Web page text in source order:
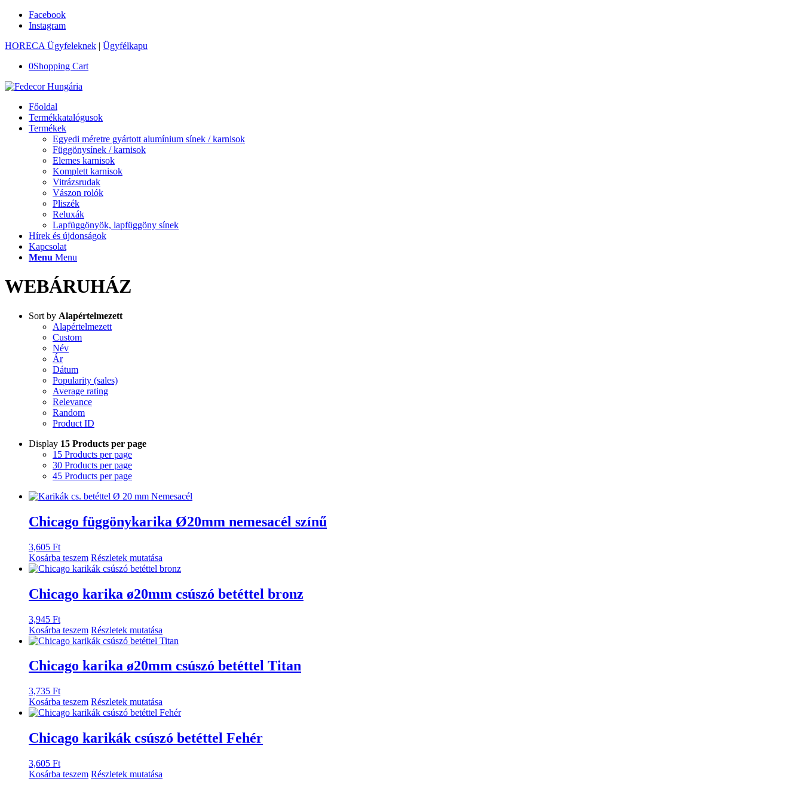
Facebook
Instagram
HORECA Ügyfeleknek | Ügyfélkapu
0Shopping Cart
Főoldal
Termékkatalógusok
Termékek
Egyedi méretre gyártott alumínium sínek / karnisok
Függönysínek / karnisok
Elemes karnisok
Komplett karnisok
Vitrázsrudak
Vászon rolók
Pliszék
Reluxák
Lapfüggönyök, lapfüggöny sínek
Hírek és újdonságok
Kapcsolat
Menu Menu
WEBÁRUHÁZ
Sort by Alapértelmezett
Alapértelmezett
Custom
Név
Ár
Dátum
Popularity (sales)
Average rating
Relevance
Random
Product ID
Display 15 Products per page
15 Products per page
30 Products per page
45 Products per page
Chicago függönykarika Ø20mm nemesacél színű
3,605 Ft
Kosárba teszem Részletek mutatása
Chicago karika ø20mm csúszó betéttel bronz
3,945 Ft
Kosárba teszem Részletek mutatása
Chicago karika ø20mm csúszó betéttel Titan
3,735 Ft
Kosárba teszem Részletek mutatása
Chicago karikák csúszó betéttel Fehér
3,605 Ft
Kosárba teszem Részletek mutatása